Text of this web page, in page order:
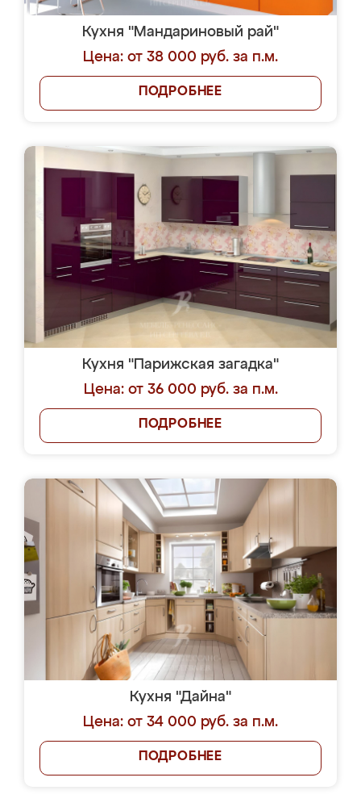
Кухня "Мандариновый рай"
Цена: от 38 000 руб. за п.м.
ПОДРОБНЕЕ
Кухня "Парижская загадка"
Цена: от 36 000 руб. за п.м.
ПОДРОБНЕЕ
Кухня "Дайна"
Цена: от 34 000 руб. за п.м.
ПОДРОБНЕЕ